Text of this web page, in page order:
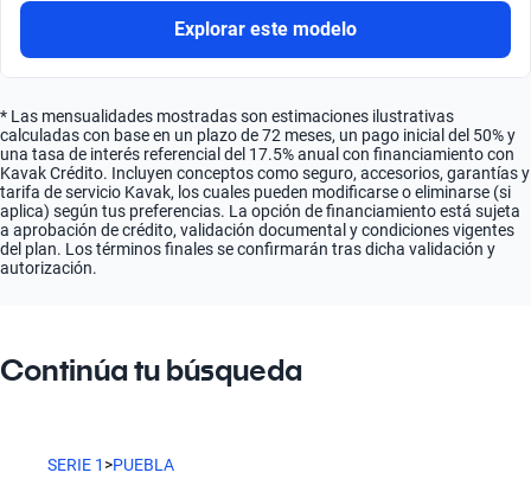
Explorar este modelo
* Las mensualidades mostradas son estimaciones ilustrativas
calculadas con base en un plazo de 72 meses, un pago inicial del 50% y
una tasa de interés referencial del 17.5% anual con financiamiento con
Kavak Crédito. Incluyen conceptos como seguro, accesorios, garantías y
tarifa de servicio Kavak, los cuales pueden modificarse o eliminarse (si
aplica) según tus preferencias. La opción de financiamiento está sujeta
a aprobación de crédito, validación documental y condiciones vigentes
del plan. Los términos finales se confirmarán tras dicha validación y
autorización.
Continúa tu búsqueda
SERIE 1 >PUEBLA